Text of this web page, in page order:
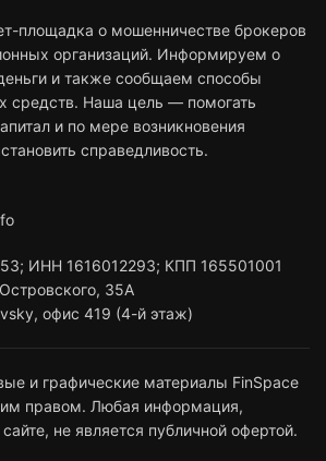
площадка о мошенничестве брокеров
организаций. Информируем о
и также сообщаем способы
средств. Наша цель — помогать
и по мере возникновения
справедливость.
; ИНН 1616012293; КПП 165501001
35А
офис 419 (4-й этаж)
и графические материалы FinSpace
правом. Любая информация,
не является публичной офертой.